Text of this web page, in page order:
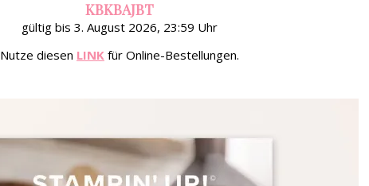
KBKBAJBT
gültig bis 3. August 2026, 23:59 Uhr
Nutze diesen LINK für Online-Bestellungen.